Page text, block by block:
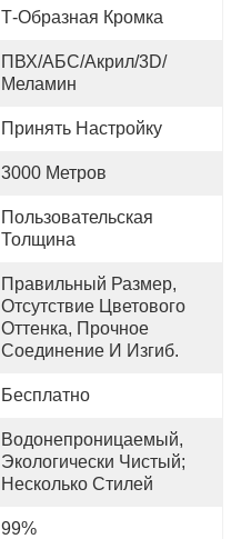
Т-Образная Кромка
ПВХ/АБС/акрил/3D/
Меламин
Принять Настройку
3000 Метров
Пользовательская
Толщина
Правильный Размер,
Отсутствие Цветового
Оттенка, Прочное
Соединение И Изгиб.
Бесплатно
Водонепроницаемый,
Экологически Чистый;
Несколько Стилей
99%